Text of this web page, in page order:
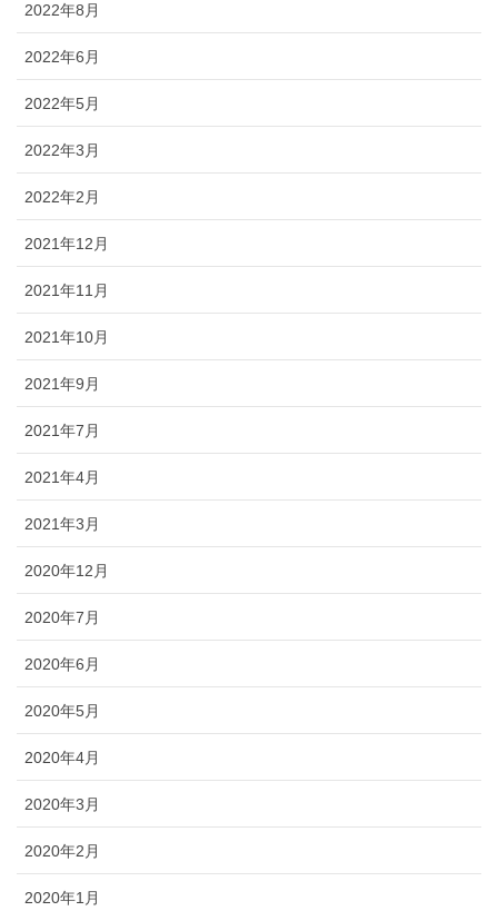
2022年8月
2022年6月
2022年5月
2022年3月
2022年2月
2021年12月
2021年11月
2021年10月
2021年9月
2021年7月
2021年4月
2021年3月
2020年12月
2020年7月
2020年6月
2020年5月
2020年4月
2020年3月
2020年2月
2020年1月